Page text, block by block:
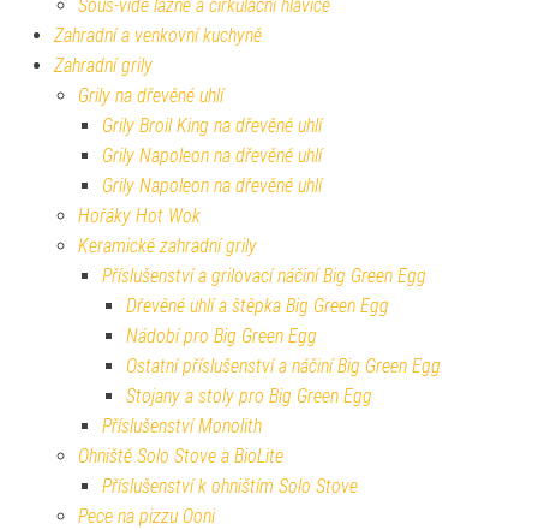
Sous-vide lázně a cirkulační hlavice
Zahradní a venkovní kuchyně
Zahradní grily
Grily na dřevěné uhlí
Grily Broil King na dřevěné uhlí
Grily Napoleon na dřevěné uhlí
Grily Napoleon na dřevěné uhlí
Hořáky Hot Wok
Keramické zahradní grily
Příslušenství a grilovací náčiní Big Green Egg
Dřevěné uhlí a štěpka Big Green Egg
Nádobí pro Big Green Egg
Ostatní příslušenství a náčiní Big Green Egg
Stojany a stoly pro Big Green Egg
Příslušenství Monolith
Ohniště Solo Stove a BioLite
Příslušenství k ohništím Solo Stove
Pece na pizzu Ooni